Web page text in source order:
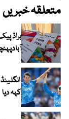
متعلقہ خبریں
کہہ دیا